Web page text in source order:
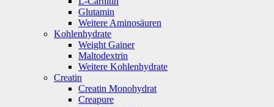
Glutamin
Weitere Aminosäuren
Kohlenhydrate
Weight Gainer
Maltodextrin
Weitere Kohlenhydrate
Creatin
Creatin Monohydrat
Creapure